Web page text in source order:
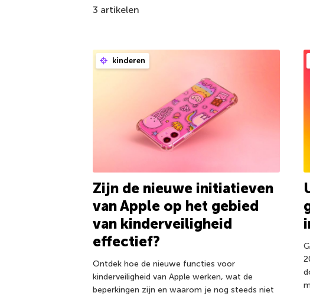
3 artikelen
kinderen
Zijn de nieuwe initiatieven
van Apple op het gebied
van kinderveiligheid
effectief?
Ontdek hoe de nieuwe functies voor
kinderveiligheid van Apple werken, wat de
beperkingen zijn en waarom je nog steeds niet